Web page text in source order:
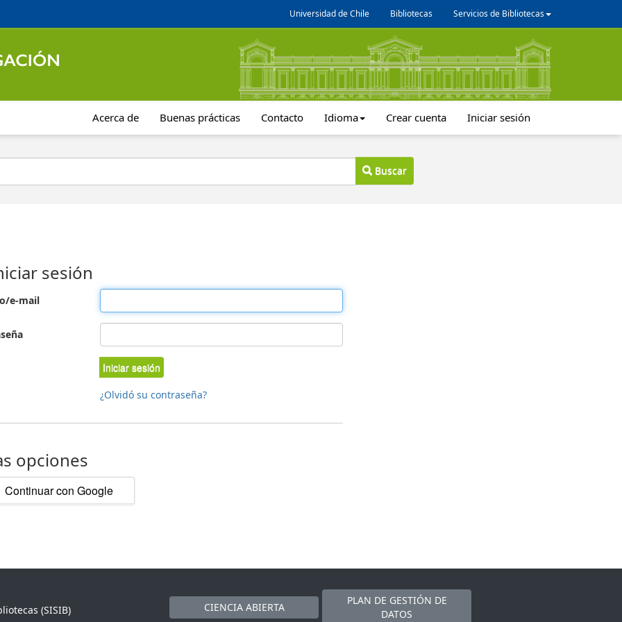
Universidad de Chile Bibliotecas Servicios de Bibliotecas
Acerca de Buenas prácticas Contacto Idioma Crear cuenta Iniciar sesión
Buscar
sesión
e-mail
Iniciar sesión
¿Olvidó su contraseña?
opciones
Continuar con Google
(SISIB)
CIENCIA ABIERTA
PLAN DE GESTIÓN DE
DATOS